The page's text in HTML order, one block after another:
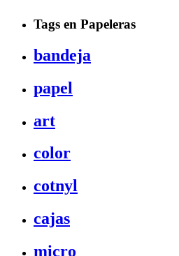
Tags en Papeleras
bandeja
papel
art
color
cotnyl
cajas
micro